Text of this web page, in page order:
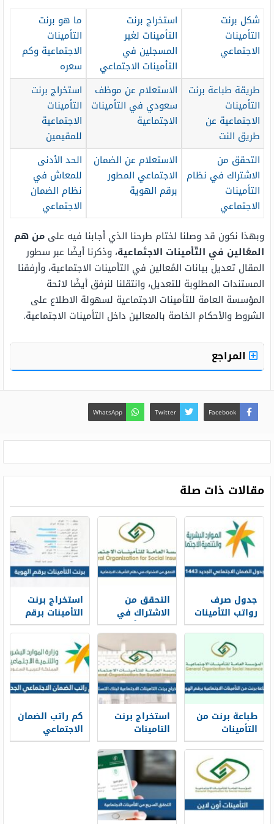
شكل برنت
التأمينات
الاجتماعي
استخراج برنت
التأمينات لغير
المسجلين في
التأمينات الاجتماعي
ما هو برنت
التأمينات
الاجتماعية وكم
سعره
طريقة طباعة برنت
التأمينات
الاجتماعية عن
طريق النت
الاستعلام عن موظف
سعودي في التأمينات
الاجتماعية
استخراج برنت
التأمينات
الاجتماعية
للمقيمين
التحقق من
الاشتراك في نظام
التأمينات
الاجتماعي
الاستعلام عن الضمان
الاجتماعي المطور
برقم الهوية
الحد الأدنى
للمعاش في
نظام الضمان
الاجتماعي
وبهذا نكون قد وصلنا لختام طرحنا الذي أجابنا فيه على من هم
المعُالين في التّأمينات الاجتَماعية، وذكرنا أيضًا عبر سطور
المقال تعديل بيانات المُعالين في التأمينات الاجتماعية، وأرفقنا
المستندات المطلوبة للتعديل، وانتقلنا لنرفق أيضًا لائحة
المؤسسة العامة للتأمينات الاجتماعية لسهولة الاطلاع على
الشروط والأحكام الخاصة بالمعالين داخل التأمينات الاجتماعية.
المراجع
Facebook
Twitter
WhatsApp
مقالات ذات صلة
جدول صرف
رواتب التأمينات
1448
التحقق من
الاشتراك في
نظام التأمينات
الاجتماعية 1448
استخراج برنت
التأمينات برقم
الهوية 1448
اون لاين
طباعة برنت من
التأمينات
الاجتماعية برقم
الهوية 1448
استخراج برنت
التامينات
الاجتماعية لبنك
التسليف 1448
الرابط
والخطوات
كم راتب الضمان
الاجتماعي
الجديد 1448